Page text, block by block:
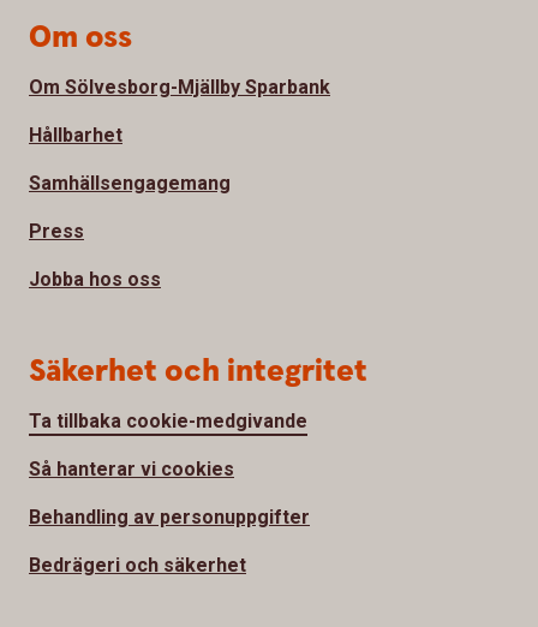
Om oss
Om Sölvesborg-Mjällby Sparbank
Hållbarhet
Samhällsengagemang
Press
Jobba hos oss
Säkerhet och integritet
Ta tillbaka cookie-medgivande
Så hanterar vi cookies
Behandling av personuppgifter
Bedrägeri och säkerhet